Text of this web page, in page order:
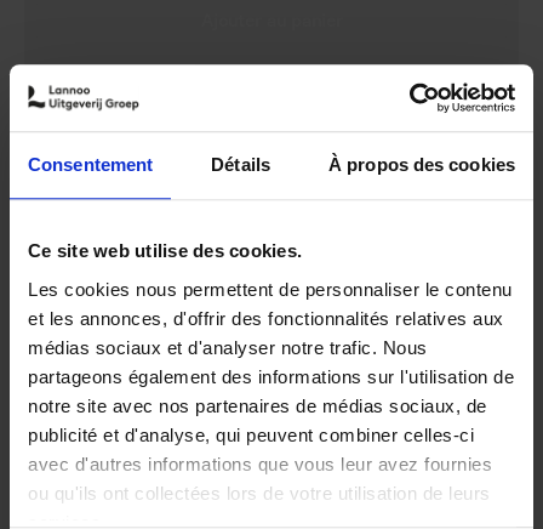
Consentement Détails À propos des cookies
Ce site web utilise des cookies.
Les cookies nous permettent de personnaliser le contenu
et les annonces, d'offrir des fonctionnalités relatives aux
médias sociaux et d'analyser notre trafic. Nous
partageons également des informations sur l'utilisation de
notre site avec nos partenaires de médias sociaux, de
publicité et d'analyse, qui peuvent combiner celles-ci
avec d'autres informations que vous leur avez fournies
ou qu'ils ont collectées lors de votre utilisation de leurs
Librairie
Product details